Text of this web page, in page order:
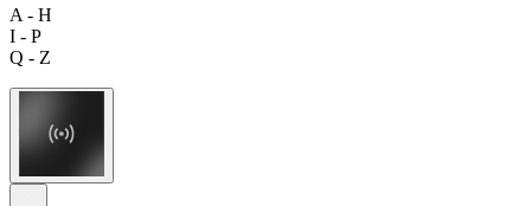
A - H
I - P
Q - Z